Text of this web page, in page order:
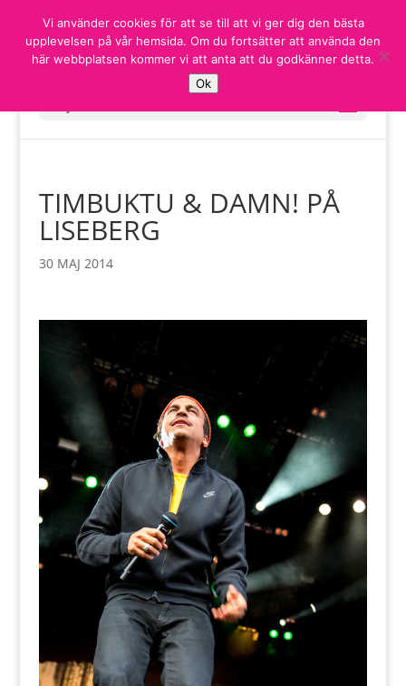
TIMBUKTU & DAMN! PÅ
LISEBERG
30 MAJ 2014
Vi använder cookies för att se till att vi ger dig den bästa
upplevelsen på vår hemsida. Om du fortsätter att använda den
här webbplatsen kommer vi att anta att du godkänner detta.
Ok